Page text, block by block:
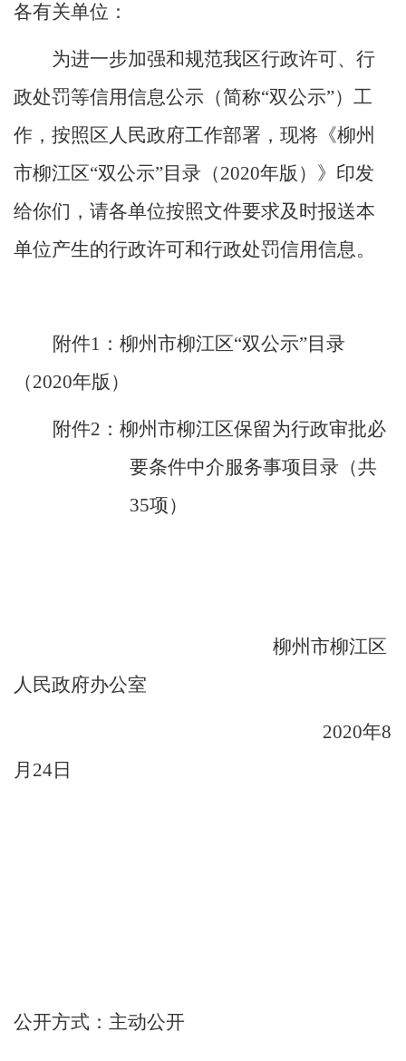
各有关单位：
为进一步加强和规范我区行政许可、行
政处罚等信用信息公示（简称“双公示”）工
作 ，按照区人民政府工作部署，现将《柳州
市柳江区“双公示”目录（2020年版） 》印发
给你们，请各单位按照文件要求及时报送本
单位产生的行政许可和行政处罚信用信息。
附件1 ： 柳州市柳江区“双公示”目录
（2020年版 ）
附件2：柳州市柳江区保留为行政审批必
要条件中介服务事项目录（共
35项）
柳州市柳江区
人民政府办公室
2020年8
月 24日
公开方式 ： 主动公开